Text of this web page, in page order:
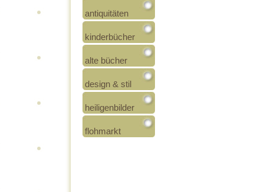
antiquitäten
kinderbücher
alte bücher
design & stil
heiligenbilder
flohmarkt